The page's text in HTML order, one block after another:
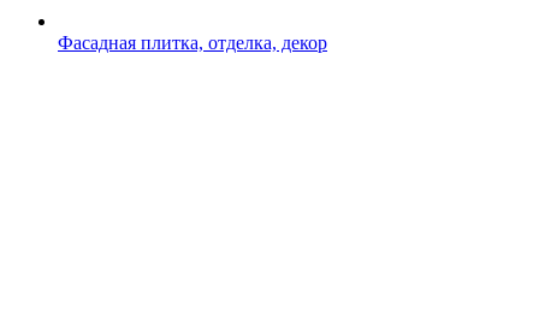
Фасадная плитка, отделка, декор